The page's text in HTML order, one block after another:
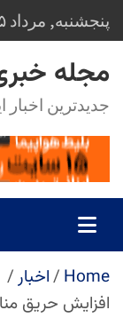
Skip
to
content
پنجشنبه, مرداد ۱۵, ۱۴۰۵
مجله
جدیدترین اخبار
Home
اخبار
افزایش حریق